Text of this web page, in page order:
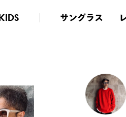
KIDS サングラス